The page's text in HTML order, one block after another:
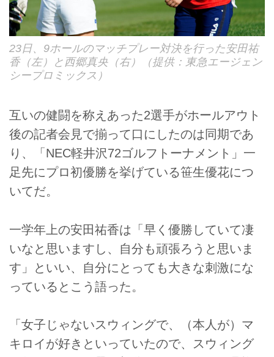
23日、9ホールのマッチプレー対決を行った安田祐
香（左）と西郷真央（右）（提供：東急エージェン
シープロミックス）
互いの健闘を称えあった2選手がホールアウト
後の記者会見で揃って口にしたのは同期であ
り、「NEC軽井沢72ゴルフトーナメント」一
足先にプロ初優勝を挙げている笹生優花につ
いてだ。
一学年上の安田祐香は「早く優勝していて凄
いなと思いますし、自分も頑張ろうと思いま
す」といい、自分にとっても大きな刺激にな
っているとこう語った。
「女子じゃないスウィングで、（本人が）マ
キロイが好きといっていたので、スウィング